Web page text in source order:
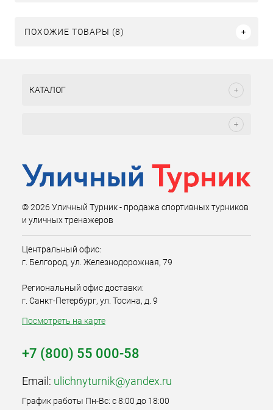
ПОХОЖИЕ ТОВАРЫ (8)
КАТАЛОГ
© 2026 Уличный Турник - продажа спортивных турников
и уличных тренажеров
Центральный офис:
г. Белгород, ул. Железнодорожная, 79
Региональный офис доставки:
г. Санкт-Петербург, ул. Тосина, д. 9
Посмотреть на карте
+7 (800) 55 000-58
Email: ulichnyturnik@yandex.ru
График работы Пн-Вс: с 8:00 до 18:00